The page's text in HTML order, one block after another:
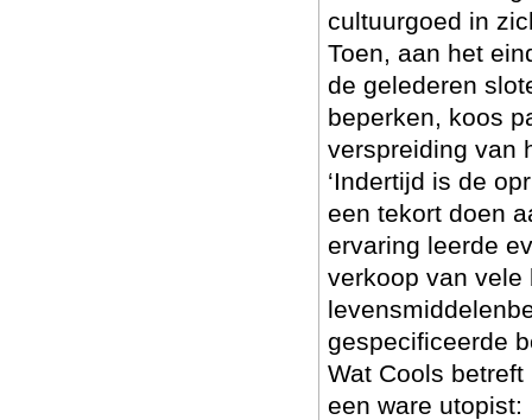
cultuurgoed in
Toen, aan het
de gelederen
beperken, koos
verspreiding van
‘Indertijd is de
een tekort doen
ervaring leerde
verkoop van vele
gespecificeerde
Wat Cools
een ware utopist: